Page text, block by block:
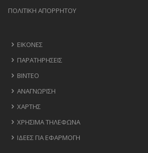
ΠΟΛΙΤΙΚΉ ΑΠΟΡΡΉΤΟΥ
ΕΙΚΌΝΕΣ
ΠΑΡΑΤΗΡΉΣΕΙΣ
ΒΊΝΤΕΟ
ΑΝΑΓΝΏΡΙΣΗ
ΧΆΡΤΗΣ
ΧΡΉΣΙΜΑ ΤΗΛΈΦΩΝΑ
ΙΔΈΕΣ ΓΙΑ ΕΦΑΡΜΟΓΉ